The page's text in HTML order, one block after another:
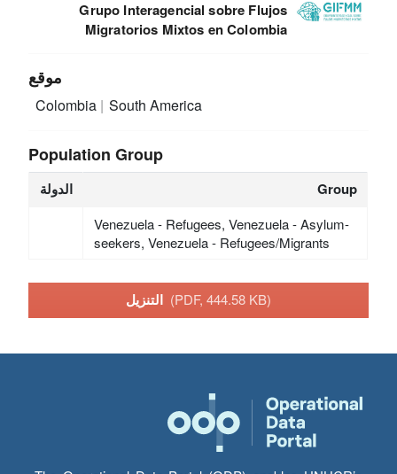
Grupo Interagencial sobre Flujos
Migratorios Mixtos en Colombia
موقع
Colombia South America
Population Group
الدولة Group
Venezuela - Refugees, Venezuela - Asylum-
seekers, Venezuela - Refugees/Migrants
(PDF, 444.58 KB)